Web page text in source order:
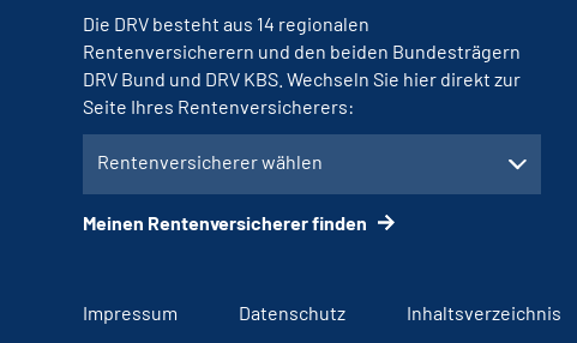
Die DRV besteht aus 14 regionalen
Rentenversicherern und den beiden Bundesträgern
DRV Bund und DRV KBS. Wechseln Sie hier direkt zur
Seite Ihres Rentenversicherers:
Rentenversicherer wählen
Meinen Rentenversicherer finden
Impressum Datenschutz Inhaltsverzeichnis